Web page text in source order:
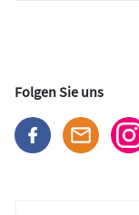
Folgen Sie uns